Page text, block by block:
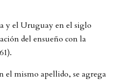
y el Uruguay en el siglo
del ensueño con la
61).
el mismo apellido, se agrega